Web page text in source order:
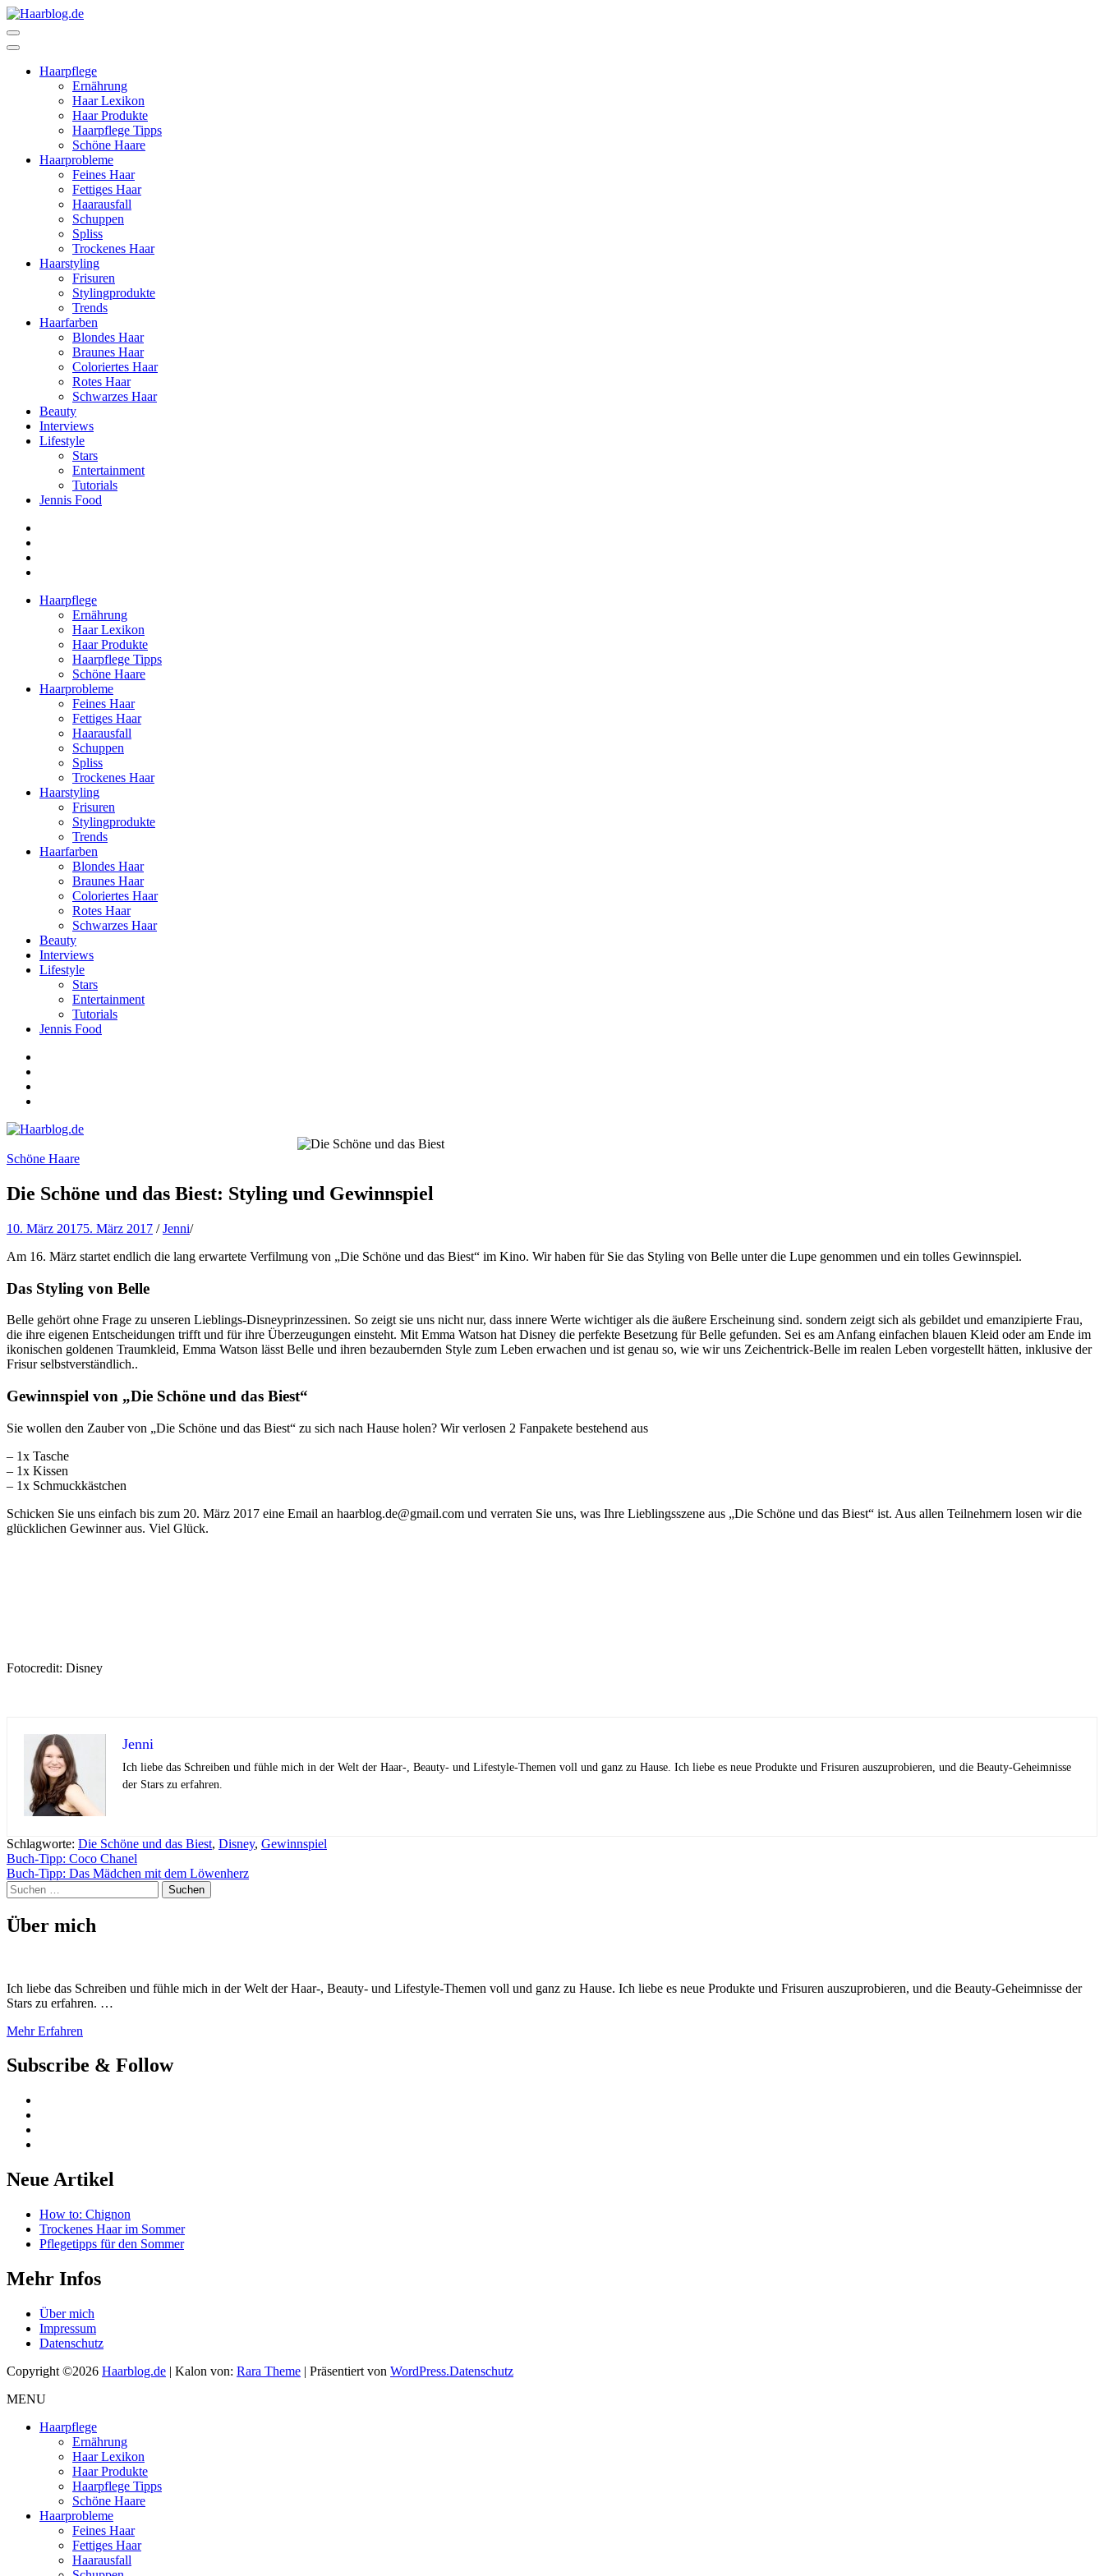
Zum
Inhalt
springen
drücken)Haarpflege
Ernährung
Haar Lexikon
Haar Produkte
Haarpflege Tipps
Schöne Haare
Haarprobleme
Feines Haar
Fettiges Haar
Haarausfall
Schuppen
Spliss
Trockenes Haar
Haarstyling
Frisuren
Stylingprodukte
Trends
Haarfarben
Blondes Haar
Braunes Haar
Coloriertes Haar
Rotes Haar
Schwarzes Haar
Beauty
Interviews
Lifestyle
Stars
Entertainment
Tutorials
Jennis Food
Haarpflege
Ernährung
Haar Lexikon
Haar Produkte
Haarpflege Tipps
Schöne Haare
Haarprobleme
Feines Haar
Fettiges Haar
Haarausfall
Schuppen
Spliss
Trockenes Haar
Haarstyling
Frisuren
Stylingprodukte
Trends
Haarfarben
Blondes Haar
Braunes Haar
Coloriertes Haar
Rotes Haar
Schwarzes Haar
Beauty
Interviews
Lifestyle
Stars
Entertainment
Tutorials
Jennis Food
Haarblog.de
Haarpflege | Haarstyling | Beauty | Entertainment
Schöne Haare
Die Schöne und das Biest: Styling und Gewinnspiel
10. März 20175. März 2017 /Jenni/
Am 16. März startet endlich die lang erwartete Verfilmung von „Die Schöne und das Biest“ im Kino. Wir haben für Sie das Styling von Belle unter die Lupe genommen und ein tolles Gewinnspiel.
Das Styling von Belle
Belle gehört ohne Frage zu unseren Lieblings-Disneyprinzessinen. So zeigt sie uns nicht nur, dass innere Werte wichtiger als die äußere Erscheinung sind. sondern zeigt sich als gebildet und emanzipierte Frau,
die ihre eigenen Entscheidungen trifft und für ihre Überzeugungen einsteht. Mit Emma Watson hat Disney die perfekte Besetzung für Belle gefunden. Sei es am Anfang einfachen blauen Kleid oder am Ende im
ikonischen goldenen Traumkleid, Emma Watson lässt Belle und ihren bezaubernden Style zum Leben erwachen und ist genau so, wie wir uns Zeichentrick-Belle im realen Leben vorgestellt hätten, inklusive der
Frisur selbstverständlich..
Gewinnspiel von „Die Schöne und das Biest“
Sie wollen den Zauber von „Die Schöne und das Biest“ zu sich nach Hause holen? Wir verlosen 2 Fanpakete bestehend aus
– 1x Tasche
– 1x Kissen
– 1x Schmuckkästchen
Schicken Sie uns einfach bis zum 20. März 2017 eine Email an haarblog.de@gmail.com und verraten Sie uns, was Ihre Lieblingsszene aus „Die Schöne und das Biest“ ist. Aus allen Teilnehmern losen wir die
glücklichen Gewinner aus. Viel Glück.
Fotocredit: Disney
Jenni
Ich liebe das Schreiben und fühle mich in der Welt der Haar-, Beauty- und Lifestyle-Themen voll und ganz zu Hause. Ich liebe es neue Produkte und Frisuren auszuprobieren, und die Beauty-Geheimnisse
der Stars zu erfahren.
Schlagworte: Die Schöne und das Biest, Disney, Gewinnspiel
Beitragsnavigation
Buch-Tipp: Coco Chanel
Buch-Tipp: Das Mädchen mit dem Löwenherz
Suchen
nach:
Über mich
Ich liebe das Schreiben und fühle mich in der Welt der Haar-, Beauty- und Lifestyle-Themen voll und ganz zu Hause. Ich liebe es neue Produkte und Frisuren auszuprobieren, und die Beauty-Geheimnisse der
Stars zu erfahren. …
Mehr Erfahren
Subscribe & Follow
Neue Artikel
How to: Chignon
Trockenes Haar im Sommer
Pflegetipps für den Sommer
Mehr Infos
Über mich
Impressum
Datenschutz
Copyright ©2026 Haarblog.de | Kalon von: Rara Theme | Präsentiert von WordPress.Datenschutz
MENU
Haarpflege
Ernährung
Haar Lexikon
Haar Produkte
Haarpflege Tipps
Schöne Haare
Haarprobleme
Feines Haar
Fettiges Haar
Haarausfall